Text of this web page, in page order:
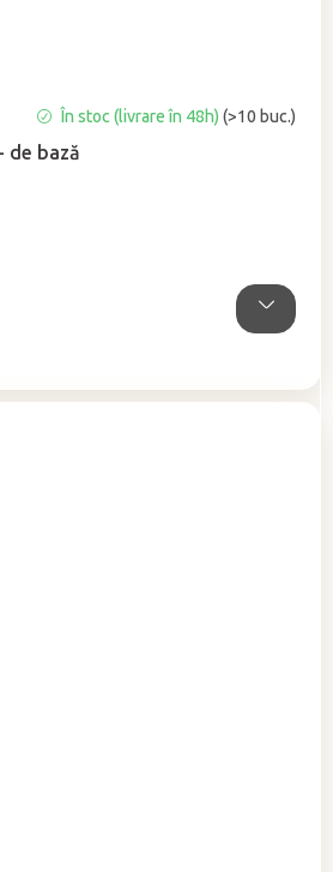
de bază
În stoc (livrare în 48h)(>10 buc.)